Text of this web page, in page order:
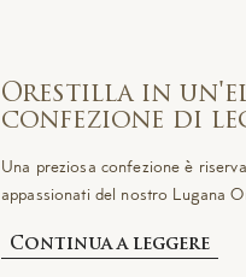
Orestilla in
confezione di
Una preziosa confezione è
appassionati del nostro Lugana
Continua a leggere